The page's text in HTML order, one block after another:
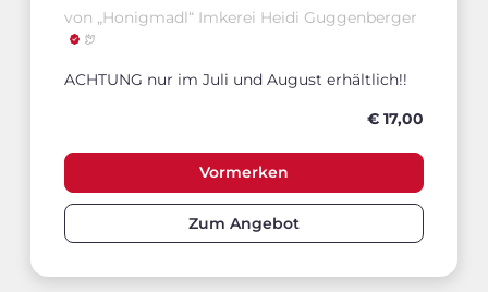
von „Honigmadl“ Imkerei Heidi Guggenberger
ACHTUNG nur im Juli und August erhältlich!!
€ 17,00
Vormerken
Zum Angebot